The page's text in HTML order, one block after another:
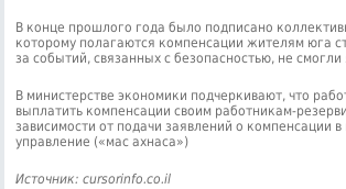
В конце прошлого года было подписано
которому полагаются компенсации жителям юга
за событий, связанных с безопасностью, не смогли
В министерстве экономики подчеркивают, что
выплатить компенсации своим работникам-
зависимости от подачи заявлений о компенсации в
управление («мас ахнаса»)
Источник: cursorinfo.co.il